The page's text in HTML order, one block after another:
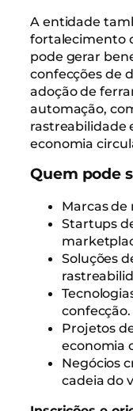
A entidade
fortalecimento
pode gerar
confecções de
adoção de
automação,
rastreabilidade
economia
Quem pode
Marcas de
Startups
Soluções
confecção.
Projetos
economia
Negócios
cadeia do